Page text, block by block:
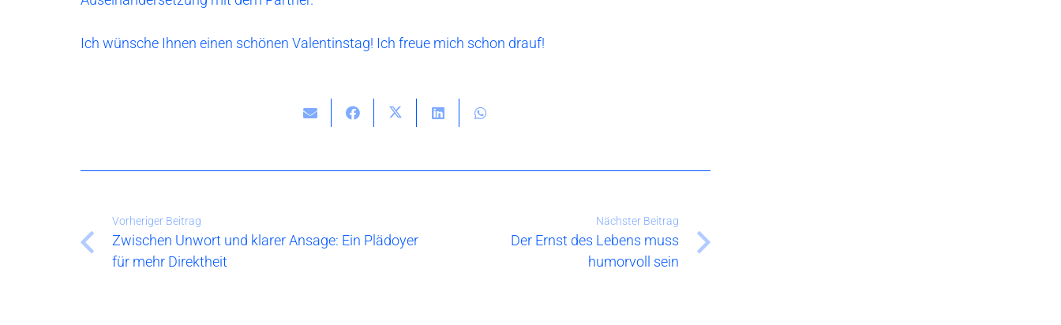
Ich wünsche Ihnen einen schönen Valentinstag! Ich freue mich schon drauf!
Vorheriger Beitrag
Zwischen Unwort und klarer Ansage: Ein Plädoyer
für mehr Direktheit
Nächster Beitrag
Der Ernst des Lebens muss
humorvoll sein